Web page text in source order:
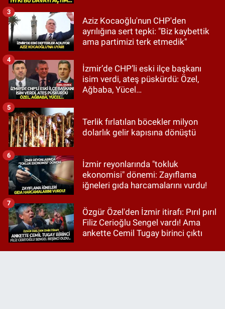
Aziz Kocaoğlu'nun CHP'den
ayrılığına sert tepki: "Biz kaybettik
ama partimizi terk etmedik"
3
İzmir’de CHP’li eski ilçe başkanı
isim verdi, ateş püskürdü: Özel,
Ağbaba, Yücel…
4
Terlik fırlatılan böcekler milyon
dolarlık gelir kapısına dönüştü
5
İzmir reyonlarında "tokluk
ekonomisi" dönemi: Zayıflama
iğneleri gıda harcamalarını vurdu!
6
Özgür Özel'den İzmir itirafı: Pırıl pırıl
Filiz Cerioğlu Sengel vardı! Ama
ankette Cemil Tugay birinci çıktı
7